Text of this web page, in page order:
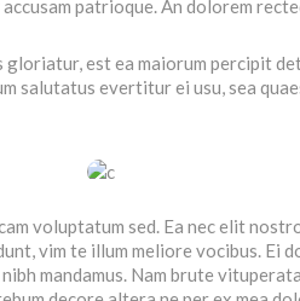
patrioque. An dolorem
est ea maiorum percipit
salutatus evertitur ei usu, sea
voluptatum sed. Ea nec elit
vim te illum meliore vocibus. Ei
mandamus. Nam brute